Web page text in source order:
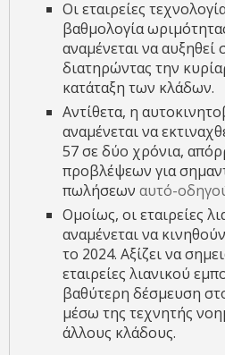
Οι εταιρείες
βαθμολογία
αναμένεται να αυξηθεί
διατηρώντας την
κατάταξη των κλάδων.
Αντίθετα, η
αναμένεται να
57 σε δύο χρόνια,
προβλέψεων για
πωλήσεων αυτό-
Ομοίως, οι εταιρείες
αναμένεται να
το 2024. Αξίζει να
εταιρείες λιανικού
βαθύτερη δέσμευση
μέσω της τεχνητής
άλλους κλάδους.